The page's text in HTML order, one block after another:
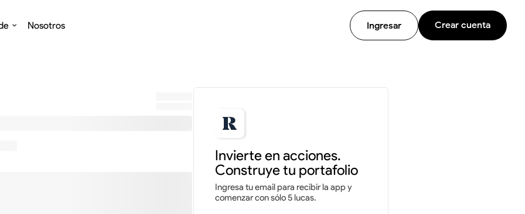
Nosotros Ingresar Crear cuenta
Invierte en acciones.
Construye tu portafolio
Ingresa tu email para recibir la app y
comenzar con sólo 5 lucas.